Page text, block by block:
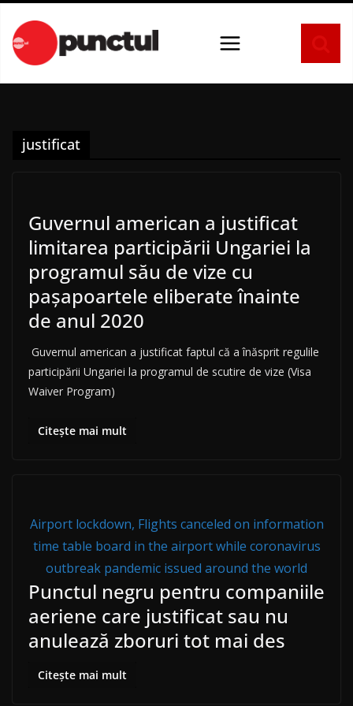
conținut
justificat
Guvernul american a justificat
limitarea participării Ungariei la
programul său de vize cu
paşapoartele eliberate înainte
de anul 2020
Guvernul american a justificat faptul că a înăsprit regulile
participării Ungariei la programul de scutire de vize (Visa
Waiver Program)
Citește mai mult
Airport lockdown, Flights canceled on information
time table board in the airport while coronavirus
outbreak pandemic issued around the world
Punctul negru pentru companiile
aeriene care justificat sau nu
anulează zboruri tot mai des
Citește mai mult